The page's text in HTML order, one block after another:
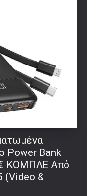
Power Bank
ΚΟΜΠΛΕ Από
(Video &